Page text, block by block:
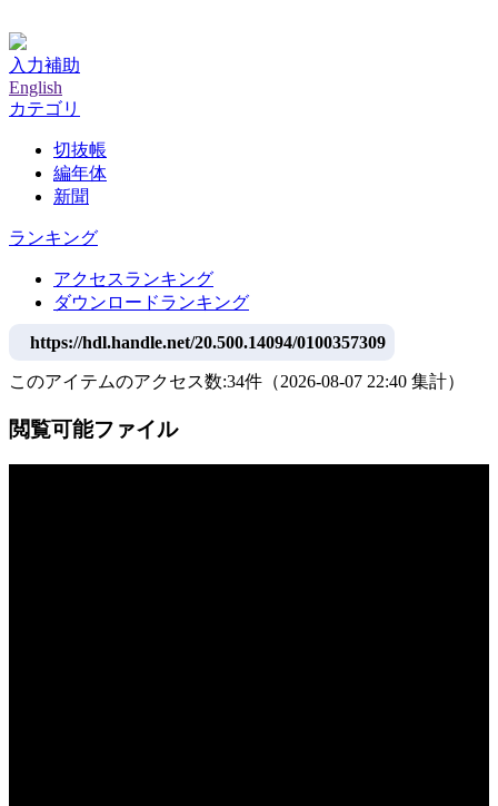
入力補助
English
カテゴリ
切抜帳
編年体
新聞
ランキング
アクセスランキング
ダウンロードランキング
https://hdl.handle.net/20.500.14094/0100357309
このアイテムのアクセス数:34件 （2026-08-07 22:40 集計）
閲覧可能ファイル